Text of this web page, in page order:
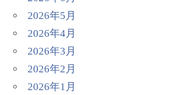
2026年5月
2026年4月
2026年3月
2026年2月
2026年1月